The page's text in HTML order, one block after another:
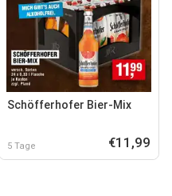
Schöfferhofer Bier-Mix
5 Tage €11,99